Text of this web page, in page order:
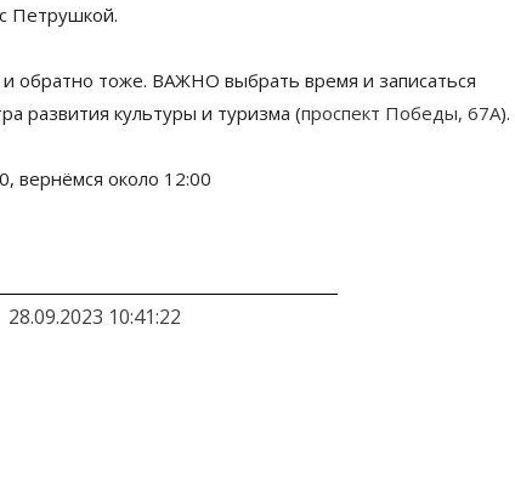
Петрушкой.
обратно тоже. ВАЖНО выбрать время и записаться
развития культуры и туризма (проспект Победы, 67А).
вернёмся около 12:00
28.09.2023 10:41:22